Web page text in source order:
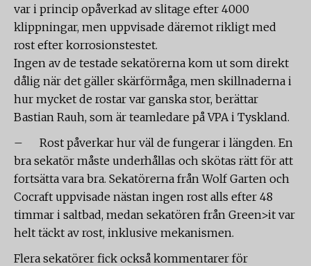
var i princip opåverkad av slitage efter 4000
klippningar, men uppvisade däremot rikligt med
rost efter korrosionstestet.
Ingen av de testade sekatörerna kom ut som direkt
dålig när det gäller skärförmåga, men skillnaderna i
hur mycket de rostar var ganska stor, berättar
Bastian Rauh, som är teamledare på VPA i Tyskland.
– Rost påverkar hur väl de fungerar i längden. En
bra sekatör måste underhållas och skötas rätt för att
fortsätta vara bra. Sekatörerna från Wolf Garten och
Cocraft uppvisade nästan ingen rost alls efter 48
timmar i saltbad, medan sekatören från Green>it var
helt täckt av rost, inklusive mekanismen.
Flera sekatörer fick också kommentarer för